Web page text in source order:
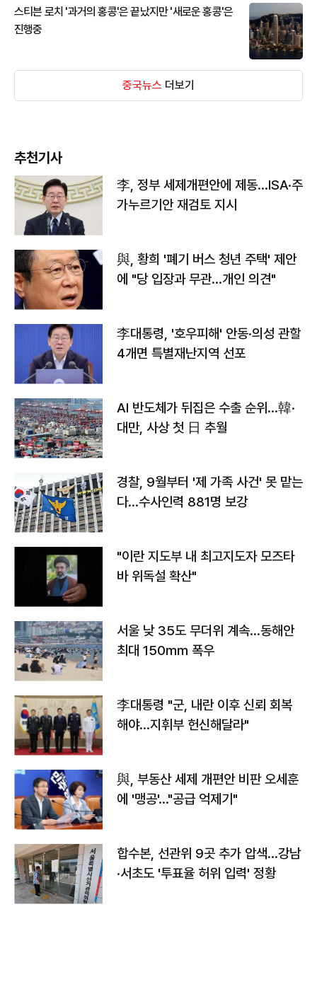
스티븐 로치 '과거의 홍콩'은 끝났지만 '새로운 홍콩'은
진행중
중국뉴스 더보기
추천기사
李, 정부 세제개편안에 제동…ISA·주
가누르기안 재검토 지시
與, 황희 '폐기 버스 청년 주택' 제안
에 "당 입장과 무관…개인 의견"
李대통령, '호우피해' 안동·의성 관할
4개면 특별재난지역 선포
AI 반도체가 뒤집은 수출 순위…韓·
대만, 사상 첫 日 추월
경찰, 9월부터 '제 가족 사건' 못 맡는
다…수사인력 881명 보강
"이란 지도부 내 최고지도자 모즈타
바 위독설 확산"
서울 낮 35도 무더위 계속…동해안
최대 150㎜ 폭우
李대통령 "군, 내란 이후 신뢰 회복
해야…지휘부 헌신해달라"
與, 부동산 세제 개편안 비판 오세훈
에 '맹공'…"공급 억제기"
합수본, 선관위 9곳 추가 압색…강남
·서초도 '투표율 허위 입력' 정황